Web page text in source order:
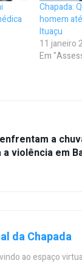
Chapada:
homem
Ituaçu
11 janeiro
Em
a
violência em
da Chapada
ao espaço